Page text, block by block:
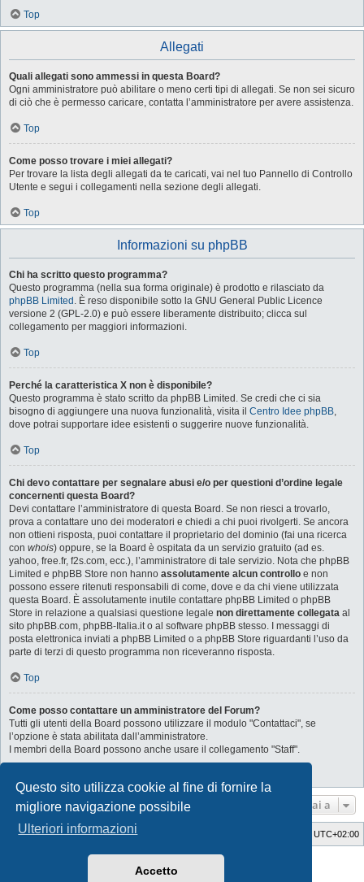
Questo sito utilizza cookie al fine di fornire la
migliore navigazione possibile
Ulteriori informazioni
Accetto
Top
Allegati
Quali allegati sono ammessi in questa Board?
Ogni amministratore può abilitare o meno certi tipi di allegati. Se non sei sicuro
di ciò che è permesso caricare, contatta l’amministratore per avere assistenza.
Top
Come posso trovare i miei allegati?
Per trovare la lista degli allegati da te caricati, vai nel tuo Pannello di Controllo
Utente e segui i collegamenti nella sezione degli allegati.
Top
Informazioni su phpBB
Chi ha scritto questo programma?
Questo programma (nella sua forma originale) è prodotto e rilasciato da
phpBB Limited . È reso disponibile sotto la GNU General Public Licence
versione 2 (GPL-2.0) e può essere liberamente distribuito; clicca sul
collegamento per maggiori informazioni.
Top
Perché la caratteristica X non è disponibile?
Questo programma è stato scritto da phpBB Limited. Se credi che ci sia
bisogno di aggiungere una nuova funzionalità, visita il Centro Idee phpBB,
dove potrai supportare idee esistenti o suggerire nuove funzionalità.
Top
Chi devo contattare per segnalare abusi e/o per questioni d’ordine legale
concernenti questa Board?
Devi contattare l’amministratore di questa Board. Se non riesci a trovarlo,
prova a contattare uno dei moderatori e chiedi a chi puoi rivolgerti. Se ancora
non ottieni risposta, puoi contattare il proprietario del dominio (fai una ricerca
con whois) oppure, se la Board è ospitata da un servizio gratuito (ad es.
yahoo, free.fr, f2s.com, ecc.), l’amministratore di tale servizio. Nota che phpBB
Limited e phpBB Store non hanno assolutamente alcun controllo e non
possono essere ritenuti responsabili di come, dove e da chi viene utilizzata
questa Board. È assolutamente inutile contattare phpBB Limited o phpBB
Store in relazione a qualsiasi questione legale non direttamente collegata al
sito phpBB.com, phpBB-Italia.it o al software phpBB stesso. I messaggi di
posta elettronica inviati a phpBB Limited o a phpBB Store riguardanti l’uso da
parte di terzi di questo programma non riceveranno risposta.
Top
Come posso contattare un amministratore del Forum?
Tutti gli utenti della Board possono utilizzare il modulo "Contattaci", se
l’opzione è stata abilitata dall’amministratore.
I membri della Board possono anche usare il collegamento "Staff".
Vai a
Indice UTC+02:00
GTA game
phpBB® Forum Software © phpBB Limited